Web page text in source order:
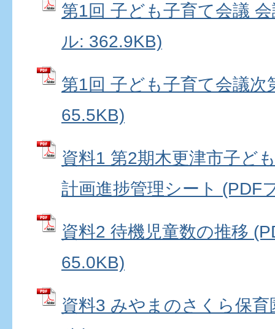
第1回 子ども子育て会議
ル: 362.9KB)
第1回 子ども子育て会議次
65.5KB)
資料1 第2期木更津市子ど
計画進捗管理シート (PDF
資料2 待機児童数の推移
65.0KB)
資料3 みやまのさくら保